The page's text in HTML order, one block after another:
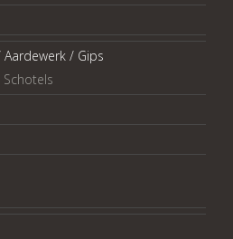
/ Gips